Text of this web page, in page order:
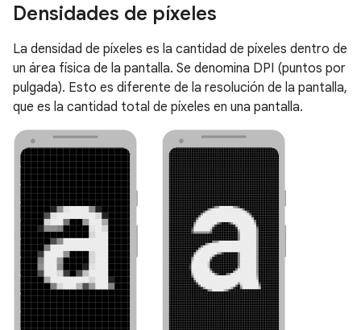
Densidades de píxeles
La densidad de píxeles es la cantidad de píxeles dentro de
un área física de la pantalla. Se denomina DPI (puntos por
pulgada). Esto es diferente de la resolución de la pantalla,
que es la cantidad total de píxeles en una pantalla.